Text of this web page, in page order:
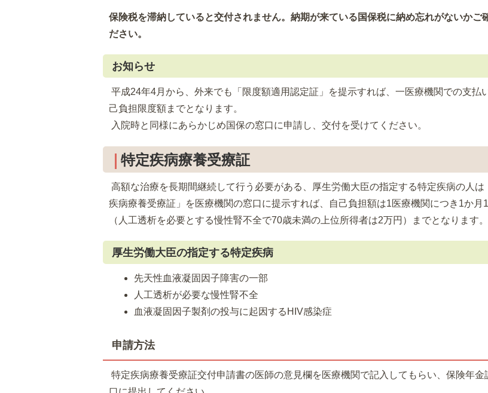
保険税を滞納していると交付されません。納期が来ている国保税に納め忘れがないかご
ださい。
お知らせ
平成24年4月から、外来でも「限度額適用認定証」を提示すれば、一医療機関での支払
己負担限度額までとなります。
入院時と同様にあらかじめ国保の窓口に申請し、交付を受けてください。
特定疾病療養受療証
高額な治療を長期間継続して行う必要がある、厚生労働大臣の指定する特定疾病の人は
疾病療養受療証」を医療機関の窓口に提示すれば、自己負担額は1医療機関につき1か月
（人工透析を必要とする慢性腎不全で70歳未満の上位所得者は2万円）までとなります。
厚生労働大臣の指定する特定疾病
先天性血液凝固因子障害の一部
人工透析が必要な慢性腎不全
血液凝固因子製剤の投与に起因するHIV感染症
申請方法
特定疾病療養受療証交付申請書の医師の意見欄を医療機関で記入してもらい、保険年金